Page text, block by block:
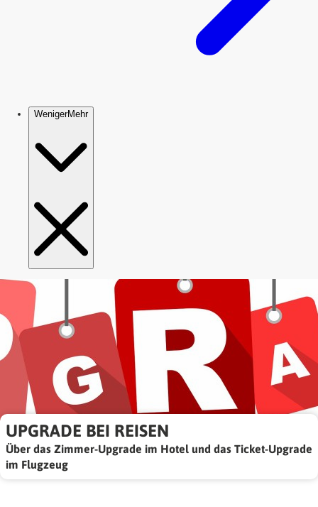
UPGRADE BEI REISEN
Über das Zimmer-Upgrade im Hotel und das Ticket-Upgrade
im Flugzeug